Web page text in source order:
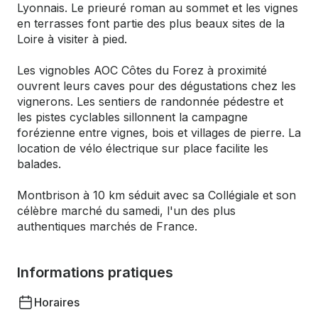
Lyonnais. Le prieuré roman au sommet et les vignes
en terrasses font partie des plus beaux sites de la
Loire à visiter à pied.
Les vignobles AOC Côtes du Forez à proximité
ouvrent leurs caves pour des dégustations chez les
vignerons. Les sentiers de randonnée pédestre et
les pistes cyclables sillonnent la campagne
forézienne entre vignes, bois et villages de pierre. La
location de vélo électrique sur place facilite les
balades.
Montbrison à 10 km séduit avec sa Collégiale et son
célèbre marché du samedi, l'un des plus
authentiques marchés de France.
Informations pratiques
Horaires